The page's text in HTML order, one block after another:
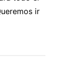
ir